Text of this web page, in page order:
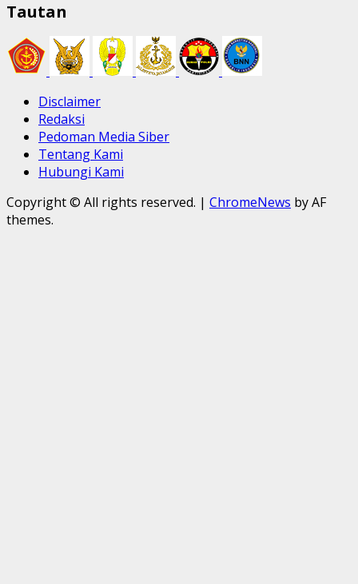
Tautan
Disclaimer
Redaksi
Pedoman Media Siber
Tentang Kami
Hubungi Kami
Copyright © All rights reserved. | ChromeNews by AF
themes.